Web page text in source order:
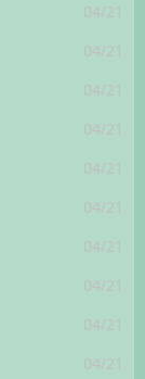
04/21
04/21
04/21
04/21
04/21
04/21
04/21
04/21
04/21
04/21